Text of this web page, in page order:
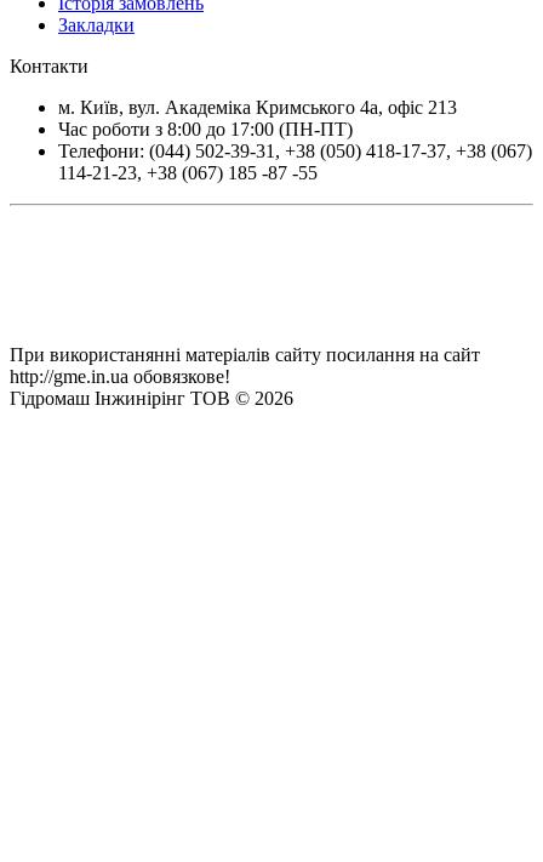
Закладки
Контакти
м. Київ, вул. Академіка Кримського 4а, офіс 213
Час роботи з 8:00 до 17:00 (ПН-ПТ)
Телефони: (044) 502-39-31 , +38 (050) 418-17-37, +38 (067)
114-21-23, +38 (067) 185 -87 -55
При використанянні матеріалів сайту посилання на сайт
http://gme.in.ua обовязкове!
Гідромаш Інжинірінг ТОВ © 2026